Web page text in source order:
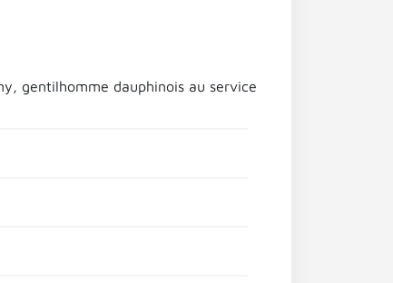
gentilhomme dauphinois au service